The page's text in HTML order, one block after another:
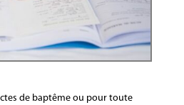
de baptême ou pour toute